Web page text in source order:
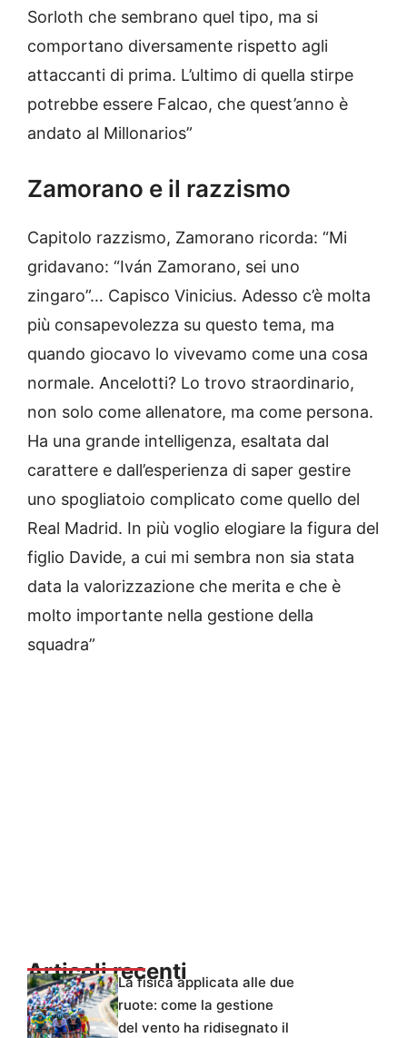
Sorloth che sembrano quel tipo, ma si
comportano diversamente rispetto agli
attaccanti di prima. L’ultimo di quella stirpe
potrebbe essere Falcao, che quest’anno è
andato al Millonarios”
Zamorano e il razzismo
Capitolo razzismo, Zamorano ricorda: “Mi
gridavano: “Iván Zamorano, sei uno
zingaro”… Capisco Vinicius. Adesso c’è molta
più consapevolezza su questo tema, ma
quando giocavo lo vivevamo come una cosa
normale. Ancelotti? Lo trovo straordinario,
non solo come allenatore, ma come persona.
Ha una grande intelligenza, esaltata dal
carattere e dall’esperienza di saper gestire
uno spogliatoio complicato come quello del
Real Madrid. In più voglio elogiare la figura del
figlio Davide, a cui mi sembra non sia stata
data la valorizzazione che merita e che è
molto importante nella gestione della
squadra”
Articoli recentiLa fisica applicata alle due
ruote: come la gestione
del vento ha ridisegnato il